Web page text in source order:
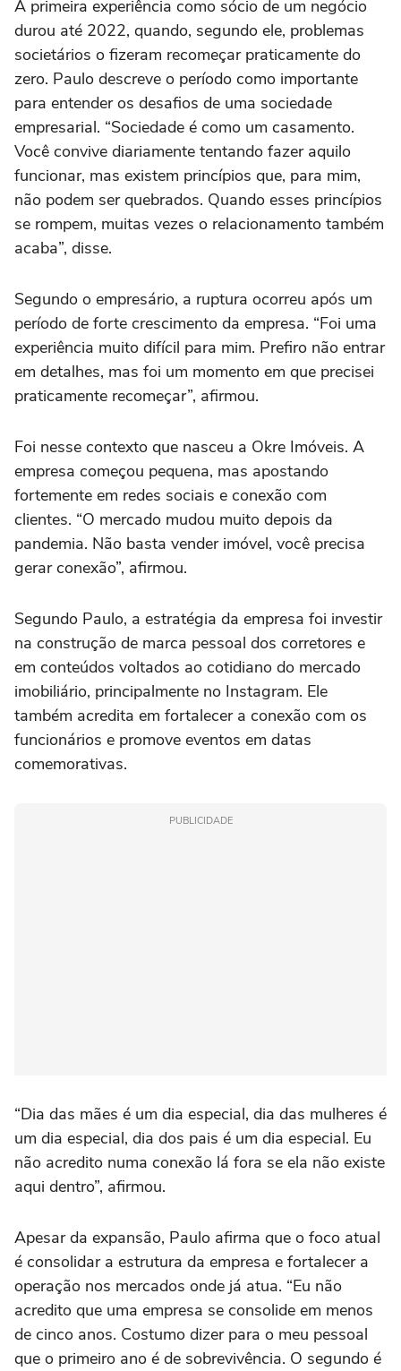
A primeira experiência como sócio de um negócio
durou até 2022, quando, segundo ele, problemas
societários o fizeram recomeçar praticamente do
zero. Paulo descreve o período como importante
para entender os desafios de uma sociedade
empresarial. “Sociedade é como um casamento.
Você convive diariamente tentando fazer aquilo
funcionar, mas existem princípios que, para mim,
não podem ser quebrados. Quando esses princípios
se rompem, muitas vezes o relacionamento também
acaba”, disse.
Segundo o empresário, a ruptura ocorreu após um
período de forte crescimento da empresa. “Foi uma
experiência muito difícil para mim. Prefiro não entrar
em detalhes, mas foi um momento em que precisei
praticamente recomeçar”, afirmou.
Foi nesse contexto que nasceu a Okre Imóveis. A
empresa começou pequena, mas apostando
fortemente em redes sociais e conexão com
clientes. “O mercado mudou muito depois da
pandemia. Não basta vender imóvel, você precisa
gerar conexão”, afirmou.
Segundo Paulo, a estratégia da empresa foi investir
na construção de marca pessoal dos corretores e
em conteúdos voltados ao cotidiano do mercado
imobiliário, principalmente no Instagram. Ele
também acredita em fortalecer a conexão com os
funcionários e promove eventos em datas
comemorativas.
PUBLICIDADE
“Dia das mães é um dia especial, dia das mulheres é
um dia especial, dia dos pais é um dia especial. Eu
não acredito numa conexão lá fora se ela não existe
aqui dentro”, afirmou.
Apesar da expansão, Paulo afirma que o foco atual
é consolidar a estrutura da empresa e fortalecer a
operação nos mercados onde já atua. “Eu não
acredito que uma empresa se consolide em menos
de cinco anos. Costumo dizer para o meu pessoal
que o primeiro ano é de sobrevivência. O segundo é